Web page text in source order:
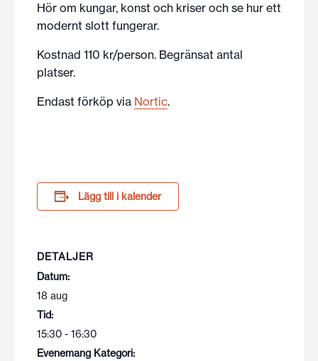
Hör om kungar, konst och kriser och se hur ett
modernt slott fungerar.
Kostnad 110 kr/person. Begränsat antal
platser.
Endast förköp via Nortic.
Lägg till i kalender
DETALJER
Datum:
18 aug
Tid:
15:30 - 16:30
Evenemang Kategori: